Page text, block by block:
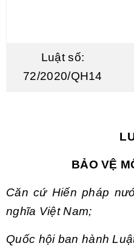
Luật số:
72/2020/QH14
BẢO VỆ
Căn cứ Hiến pháp
nghĩa Việt Nam;
Quốc hội ban hành